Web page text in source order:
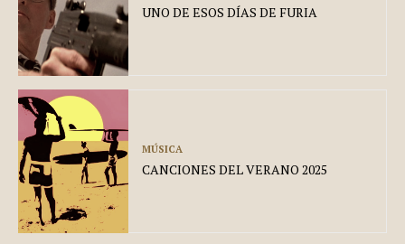
UNO DE ESOS DÍAS DE FURIA
MÚSICA
CANCIONES DEL VERANO 2025